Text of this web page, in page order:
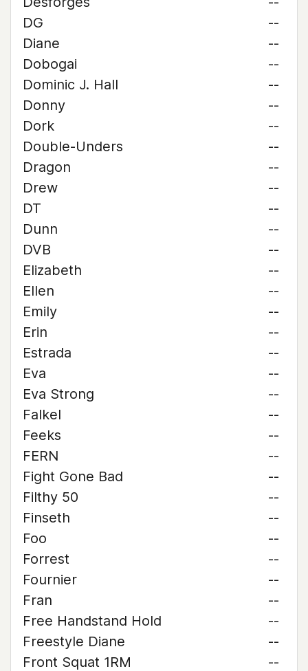
DG
--
Diane
--
Dobogai
--
Dominic J. Hall
--
Donny
--
Dork
--
Double-Unders
--
Dragon
--
Drew
--
DT
--
Dunn
--
DVB
--
Elizabeth
--
Ellen
--
Emily
--
Erin
--
Estrada
--
Eva
--
Eva Strong
--
Falkel
--
Feeks
--
FERN
--
Fight Gone Bad
--
Filthy 50
--
Finseth
--
Foo
--
Forrest
--
Fournier
--
Fran
--
Free Handstand Hold
--
Freestyle Diane
--
Front Squat 1RM
--